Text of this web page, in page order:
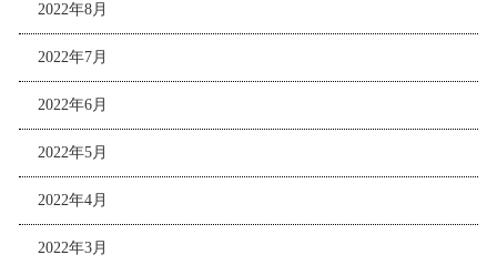
2022年8月
2022年7月
2022年6月
2022年5月
2022年4月
2022年3月